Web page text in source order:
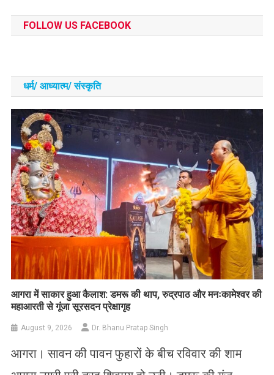
FOLLOW US FACEBOOK
धर्म/ आध्‍यात्‍म/ संस्‍कृति
आगरा में साकार हुआ कैलाश: डमरू की थाप, रुद्रपाठ और मनःकामेश्वर की
महाआरती से गूंजा सूरसदन प्रेक्षागृह
August 9, 2026 Dr. Bhanu Pratap Singh
आगरा। सावन की पावन फुहारों के बीच रविवार की शाम